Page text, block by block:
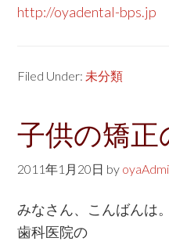
http://oyadental-bps.jp
Filed Under: 未分類
子供の矯正
2011年1月20日 by
みなさん、こんばんは
歯科医院の